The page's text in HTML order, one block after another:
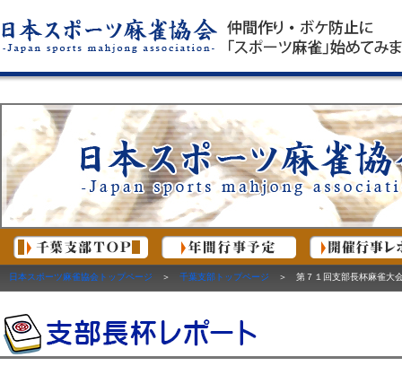
日本スポーツ麻雀協会トップページ ＞ 千葉支部トップページ ＞ 第７１回支部長杯麻雀大